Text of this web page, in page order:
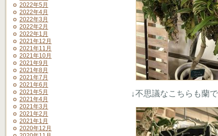
2022年5月
2022年4月
2022年3月
2022年2月
2022年1月
2021年12月
2021年11月
2021年10月
2021年9月
2021年8月
2021年7月
2021年6月
2021年5月
2021年4月
2021年3月
2021年2月
2021年1月
2020年12月
↓不思議なこちらも蘭